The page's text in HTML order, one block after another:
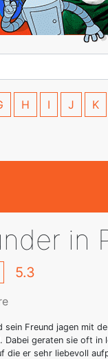
H I J K
in
5.3
sein Freund jagen mit
Dabei geraten sie oft in
die er sehr liebevoll